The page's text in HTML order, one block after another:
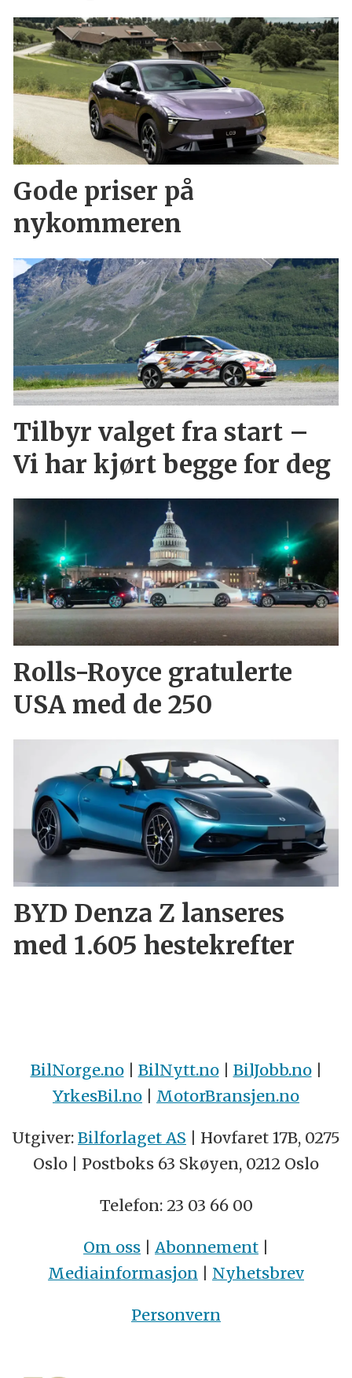
Gode priser på
nykommeren
Tilbyr valget fra start –
Vi har kjørt begge for deg
Rolls-Royce gratulerte
USA med de 250
BYD Denza Z lanseres
med 1.605 hestekrefter
BilNorge.no| BilNytt.no| BilJobb.no|
YrkesBil.no | MotorBransjen.no
Utgiver: Bilforlaget AS | Hovfaret 17B, 0275
Oslo | Postboks 63 Skøyen, 0212 Oslo
Telefon: 23 03 66 00
Om oss | Abonnement |
Mediainformasjon | Nyhetsbrev
Personvern